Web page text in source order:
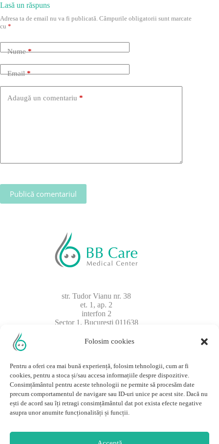
Folosim cookies
Pentru a oferi cea mai bună experiență, folosim tehnologii, cum ar fi
cookies, pentru a stoca și/sau accesa informațiile despre dispozitive.
Consimțământul pentru aceste tehnologii ne permite să procesăm date
precum comportamentul de navigare sau ID-uri unice pe acest site. Dacă nu
ești de acord sau îți retragi consimțământul dat pot exista efecte negative
asupra unor anumite funcționalități și funcții.
Lasă un răspuns
Adresa ta de email nu va fi publicată. Câmpurile obligatorii sunt marcate
cu *
Nume*
Email*
Adaugă un comentariu *
Publică comentariul
str. Tudor Vianu nr. 38
et. 1, ap. 2
interfon 2
Sector 1, București 011638
Programul clinicii